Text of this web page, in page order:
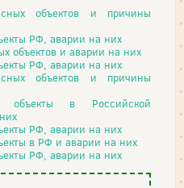
объектов и причины
РФ, аварии на них
объектов и аварии на них
РФ, аварии на них
объектов и причины
объекты в Российской
РФ, аварии на них
в РФ и аварии на них
РФ, аварии на них